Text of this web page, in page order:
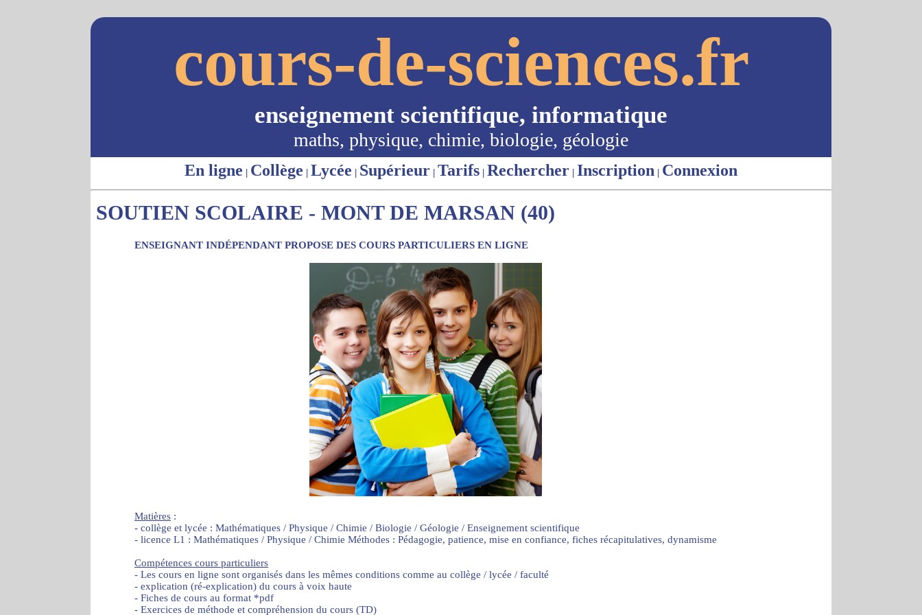
cours-de-sciences.fr
enseignement scientifique, informatique
maths, physique, chimie, biologie, géologie
En ligne | Collège | Lycée | Supérieur | Tarifs | Rechercher | Inscription | Connexion
SOUTIEN SCOLAIRE - MONT DE MARSAN (40)
ENSEIGNANT INDÉPENDANT PROPOSE DES COURS PARTICULIERS EN LIGNE
Matières :
- collège et lycée : Mathématiques / Physique / Chimie / Biologie / Géologie / Enseignement scientifique
- licence L1 : Mathématiques / Physique / Chimie Méthodes : Pédagogie, patience, mise en confiance, fiches récapitulatives, dynamisme
Compétences cours particuliers
- Les cours en ligne sont organisés dans les mêmes conditions comme au collège / lycée / faculté
- explication (ré-explication) du cours à voix haute
- Fiches de cours au format *pdf
- Exercices de méthode et compréhension du cours (TD)